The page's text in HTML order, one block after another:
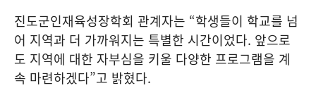
진도군인재육성장학회 관계자는 “학생들이 학교를 넘
어 지역과 더 가까워지는 특별한 시간이었다. 앞으로
도 지역에 대한 자부심을 키울 다양한 프로그램을 계
속 마련하겠다”고 밝혔다.